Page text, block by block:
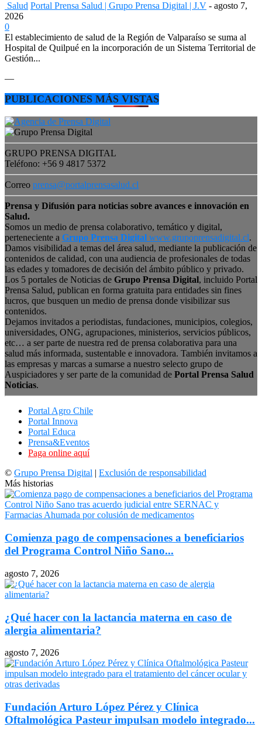
Salud Portal Prensa Salud | Grupo Prensa Digital | J.V - agosto 7,
2026
0
El establecimiento de salud de la Región de Valparaíso se suma al
Hospital de Quilpué en la incorporación de un Sistema Territorial de
Gestión...
—
PUBLICACIONES MÁS VISTAS
GRUPO PRENSA DIGITAL
Teléfono: +56 9 4817 5372
Correo prensa@portalprensasalud.cl
Prensa y Difusión para noticias sobre avances e innovación en
Salud.
Somos un medio de prensa colaborativo, temático y digital,
perteneciente a Grupo Prensa Digital www.grupoprensadigital.cl.
Damos visibilidad a temas del área salud, mediante la publicación de
contenidos de calidad, con una audiencia de profesionales de todas
las edades y tomadores de decisión del ámbito público y privado.
Los 5 portales de Noticias de Grupo Prensa Digital, incluido Portal
Prensa Salud, publican en forma gratuita para entidades sin fines
lucros, que busquen un medio de prensa donde visibilizar sus
contenidos.
Dejamos invitados a periodistas, fundaciones, municipios, colegios,
universidades, ONG, agrupaciones, ministerios, servicios públicos,
etc… a ser parte de nuestra red de prensa colaborativa para una
salud más informada, sustentable e innovadora. También invitamos a
las empresas y marcas a sumarse a nuestro selecto grupo de
Auspiciadores y ser parte de la comunidad de Portal Prensa Salud
Noticias.
Portal Agro Chile
Portal Innova
Portal Educa
Prensa&Eventos
Paga online aquí
© Grupo Prensa Digital | Exclusión de responsabilidad
Más historias
Comienza pago de compensaciones a beneficiarios
del Programa Control Niño Sano...
agosto 7, 2026
¿Qué hacer con la lactancia materna en caso de
alergia alimentaria?
agosto 7, 2026
Fundación Arturo López Pérez y Clínica
Oftalmológica Pasteur impulsan modelo integrado...